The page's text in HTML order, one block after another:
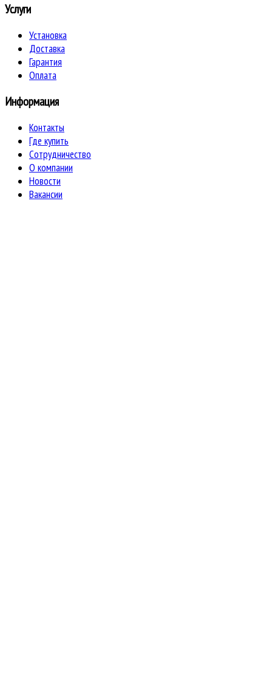
Услуги
Установка
Доставка
Гарантия
Оплата
Информация
Контакты
Где купить
Сотрудничество
О компании
Новости
Вакансии